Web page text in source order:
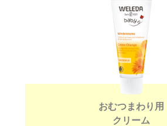
おむつまわり用
クリーム